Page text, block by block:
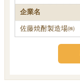
企業名
佐藤焼酎製造場㈱